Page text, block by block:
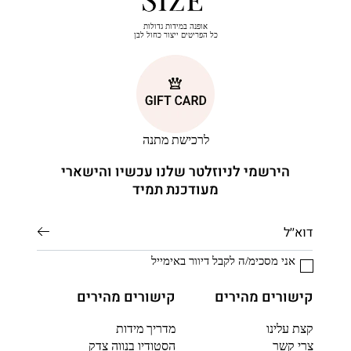
לרכישת מתנה
אופנה במידות גדולות
כל הפריטים ייצור כחול לבן
הירשמי לניוזלטר שלנו עכשיו והישארי
מעודכנת תמיד
אני מסכימ/ה לקבל דיוור באימייל
קישורים מהירים
קצת עלינו
צרי קשר
קישורים מהירים
מדריך מידות
הסטודיו בנווה צדק